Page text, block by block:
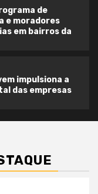
de
e moradores
em bairros da
impulsiona a
das empresas